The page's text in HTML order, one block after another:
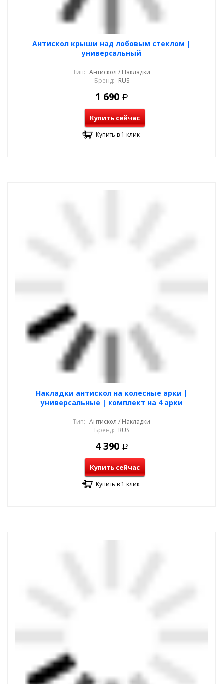
Антискол крыши над лобовым стеклом |
универсальный
Тип: Антискол / Накладки
Бренд: RUS
1 690 Р
Купить сейчас
Купить в 1 клик
Накладки антискол на колесные арки |
универсальные | комплект на 4 арки
Тип: Антискол / Накладки
Бренд: RUS
4 390 Р
Купить сейчас
Купить в 1 клик